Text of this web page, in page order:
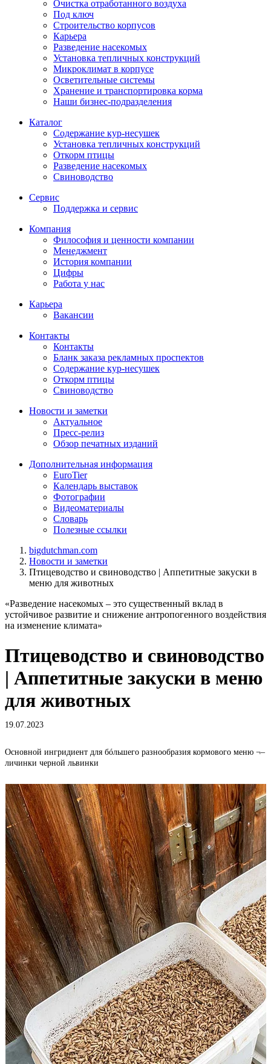
Очистка отработанного воздуха
Под ключ
Строительство корпусов
Карьера
Разведение насекомых
Установка тепличных конструкций
Микроклимат в корпусе
Осветительные системы
Хранение и транспортировка корма
Наши бизнес-подразделения
Каталог
Содержание кур-несушек
Установка тепличных конструкций
Откорм птицы
Разведение насекомых
Свиноводство
Сервис
Поддержка и сервис
Компания
Философия и ценности компании
Менеджмент
История компании
Цифры
Работа у нас
Карьера
Вакансии
Контакты
Контакты
Бланк заказа рекламных проспектов
Содержание кур-несушек
Откорм птицы
Свиноводство
Новости и заметки
Актуальное
Пресс-релиз
Обзор печатных изданий
Дополнительная информация
EuroTier
Календарь выставок
Фотографии
Видеоматериалы
Словарь
Полезные ссылки
bigdutchman.com
Новости и заметки
Птицеводство и свиноводство | Аппетитные закуски в
меню для животных
«Разведение насекомых – это существенный вклад в
устойчивое развитие и снижение антропогенного воздействия
на изменение климата»
Птицеводство и свиноводство
| Аппетитные закуски в меню
для животных
19.07.2023
Основной ингридиент для бóльшего разнообразия кормового меню ¬–
личинки черной львинки